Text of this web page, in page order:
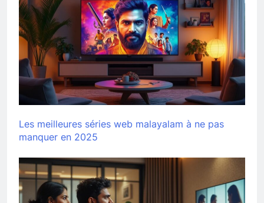
Les meilleures séries web malayalam à ne pas
manquer en 2025